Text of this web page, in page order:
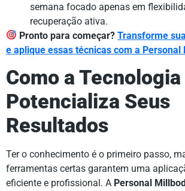
semana focado apenas em
recuperação ativa.
Pronto para começar? Transforme
e aplique essas técnicas com a Personal
Como a Tecnologia
Potencializa Seus
Resultados
Ter o conhecimento é o primeiro passo,
ferramentas certas garantem uma
eficiente e profissional. A Personal